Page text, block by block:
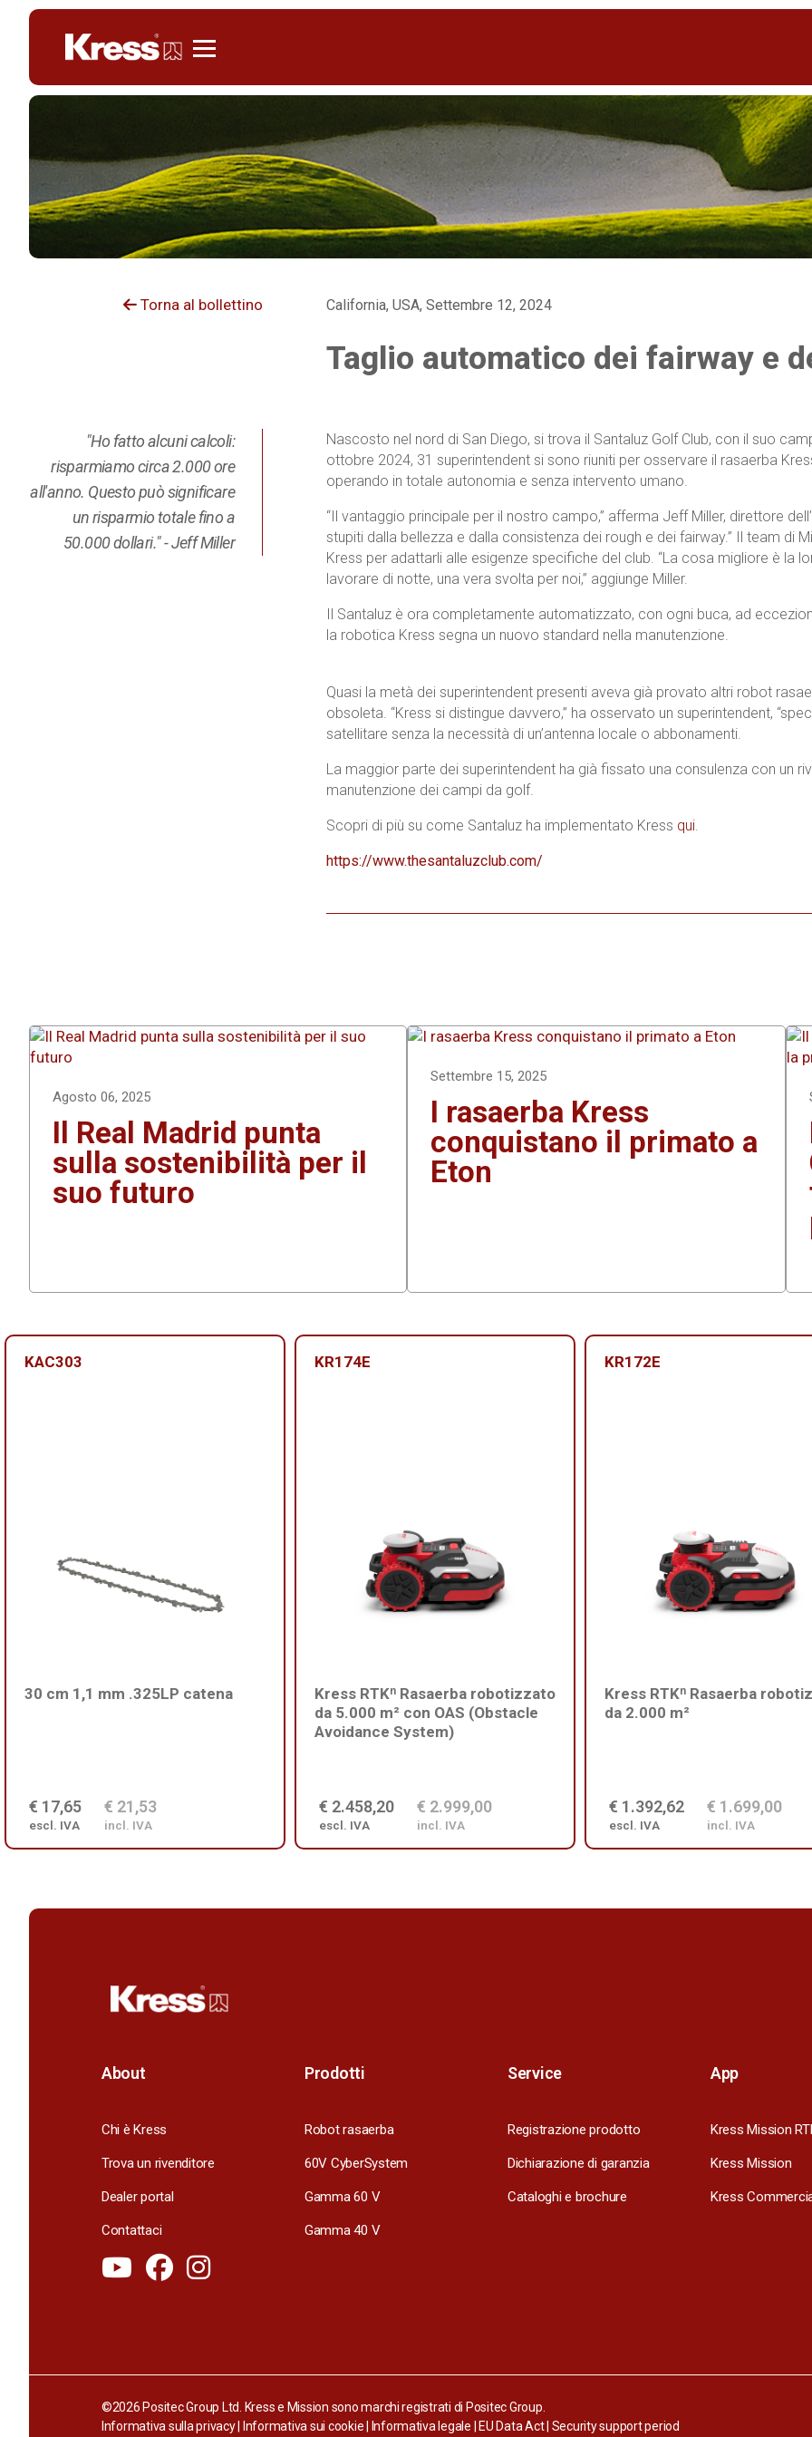
Torna al bollettino California, USA, Settembre 12, 2024
Taglio automatico dei fairway e
"Ho fatto alcuni calcoli:
risparmiamo circa 2.000 ore
all'anno. Questo può significare
un risparmio totale fino a
50.000 dollari." - Jeff Miller
Nascosto nel nord di San Diego, si trova il Santaluz Golf Club, con il suo
ottobre 2024, 31 superintendent si sono riuniti per osservare il rasaerba
operando in totale autonomia e senza intervento umano.
“Il vantaggio principale per il nostro campo,” afferma Jeff Miller, direttore
stupiti dalla bellezza e dalla consistenza dei rough e dei fairway.” Il team di
Kress per adattarli alle esigenze specifiche del club. “La cosa migliore è la
lavorare di notte, una vera svolta per noi,” aggiunge Miller.
Il Santaluz è ora completamente automatizzato, con ogni buca, ad
la robotica Kress segna un nuovo standard nella manutenzione.
Quasi la metà dei superintendent presenti aveva già provato altri robot
obsoleta. “Kress si distingue davvero,” ha osservato un superintendent,
satellitare senza la necessità di un’antenna locale o abbonamenti.
La maggior parte dei superintendent ha già fissato una consulenza con un
manutenzione dei campi da golf.
Scopri di più su come Santaluz ha implementato Kress qui.
https://www.thesantaluzclub.com/
Agosto 06, 2025
Il Real Madrid punta
sulla sostenibilità per il
suo futuro
Settembre 15, 2025
I rasaerba Kress
conquistano il primato a
Eton
KAC303
30 cm 1,1 mm .325LP catena
€ 17,65
escl. IVA
€ 21,53
incl. IVA
KR174E
Kress RTKⁿ Rasaerba robotizzato
da 5.000 m² con OAS (Obstacle
Avoidance System)
€ 2.458,20
escl. IVA
€ 2.999,00
incl. IVA
KR172E
Kress RTKⁿ Rasaerba
da 2.000 m²
€ 1.392,62
escl. IVA
€ 1.699,00
incl. IVA
About
Chi è Kress
Trova un rivenditore
Dealer portal
Contattaci
Prodotti
Robot rasaerba
60V CyberSystem
Gamma 60 V
Gamma 40 V
Service
Registrazione prodotto
Dichiarazione di garanzia
Cataloghi e brochure
App
Kress Mission
Kress Mission
Kress
©2026 Positec Group Ltd. Kress e Mission sono marchi registrati di Positec Group.
Informativa sulla privacy
Informativa sui cookie Informativa legale EU Data Act| Security support period